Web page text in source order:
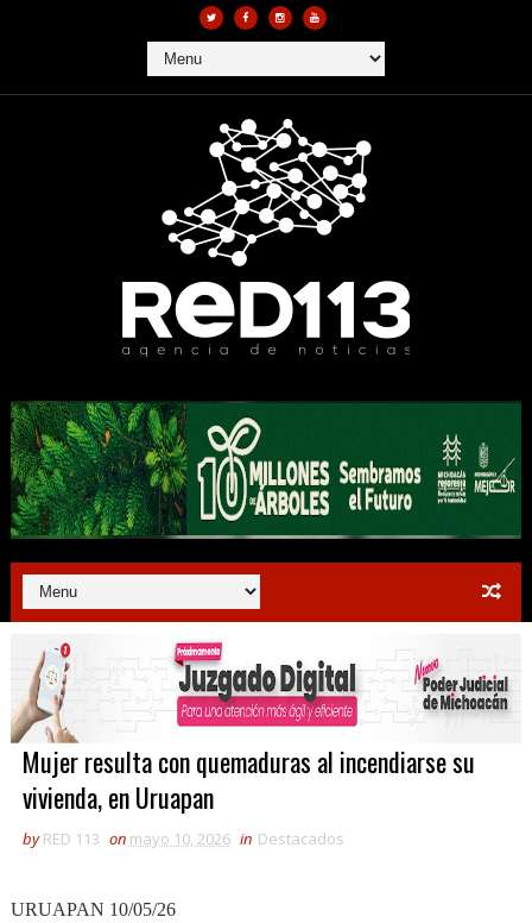
Mujer resulta con quemaduras al incendiarse su
vivienda, en Uruapan
by RED 113 on mayo 10, 2026 in Destacados
URUAPAN 10/05/26